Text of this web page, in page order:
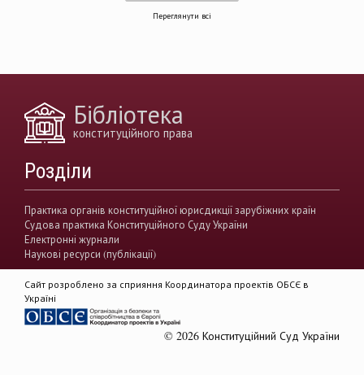
децентралізація влади
генофонд держава
конситуційне право
Вища кваліфікаційна комісії суддів
Вищий антикорупційний суд України
верховенство права
гендерна рівність звуження прав
демократія
доктрина публічного права
Переглянути всі
Бібліотека
конституційного права
Розділи
Практика органів конституційної юрисдикції зарубіжних країн
Судова практика Конституційного Суду України
Електронні журнали
Наукові ресурси (публікації)
Сайт розроблено за сприяння Координатора проектів ОБСЄ в
Україні
© 2026 Конституційний Суд України